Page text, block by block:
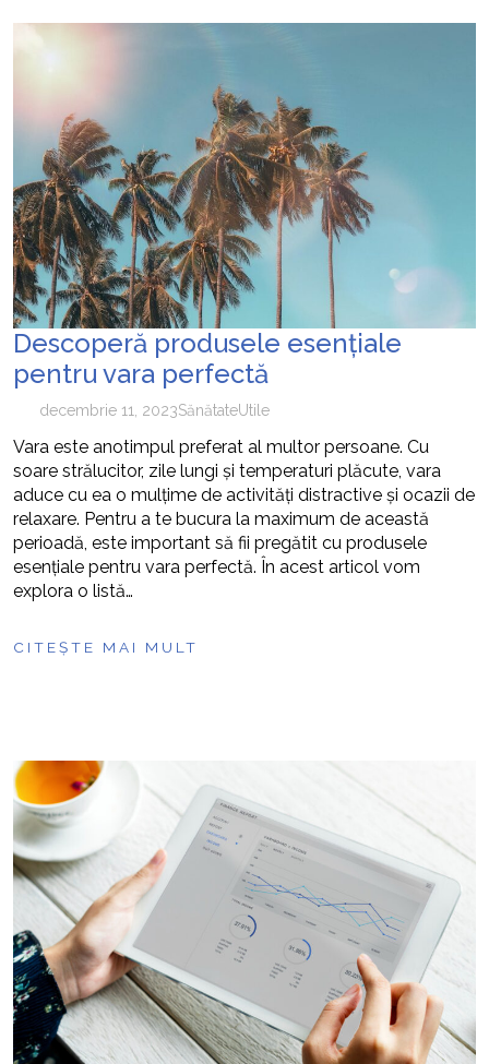
Descoperă produsele esențiale
pentru vara perfectă
decembrie 11, 2023SănătateUtile
Vara este anotimpul preferat al multor persoane. Cu
soare strălucitor, zile lungi și temperaturi plăcute, vara
aduce cu ea o mulțime de activități distractive și ocazii de
relaxare. Pentru a te bucura la maximum de această
perioadă, este important să fii pregătit cu produsele
esențiale pentru vara perfectă. În acest articol vom
explora o listă…
CITEȘTE MAI MULT